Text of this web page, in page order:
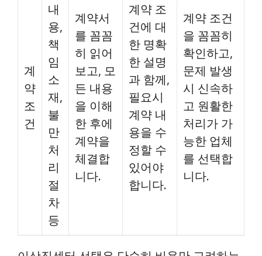
계
약
조
건
내
용,
책
임
소
재,
불
만
처
리
절
차
등
계약서
를 꼼꼼
히 읽어
보고, 모
든 내용
을 이해
한 후에
계약을
체결합
니다.
계약 조
건에 대
한 명확
한 설명
과 함께,
필요시
계약 내
용을 수
정할 수
있어야
합니다.
계약 조건
을 꼼꼼히
확인하고,
문제 발생
시 신속하
고 원활한
처리가 가
능한 업체
를 선택합
니다.